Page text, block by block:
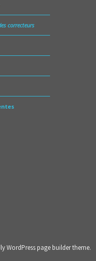
correcteurs
WordPress page builder theme.